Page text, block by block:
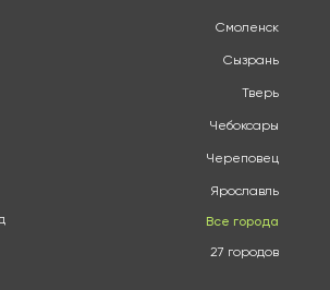
Смоленск
Сызрань
Тверь
Чебоксары
Череповец
Ярославль
Все города
27 городов